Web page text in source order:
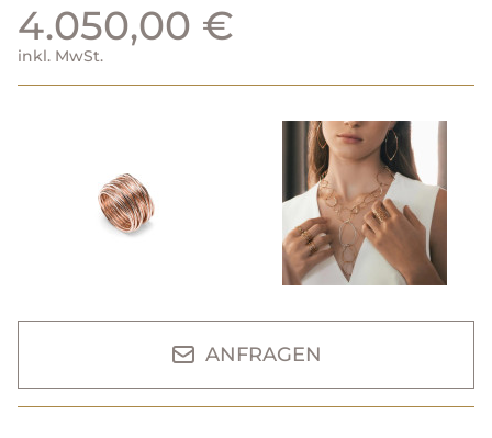
4.050,00 €
inkl. MwSt.
ANFRAGEN